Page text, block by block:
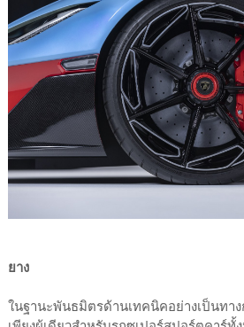
ยาง
ในฐานะพันธมิตรด้านเทคนิคอย่างเป็นทา